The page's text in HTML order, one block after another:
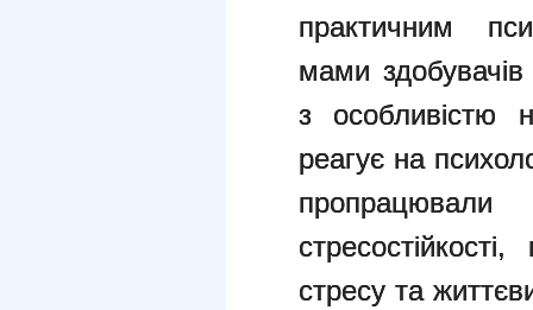
практичним
мами
з особливістю
реагує на
стресу та